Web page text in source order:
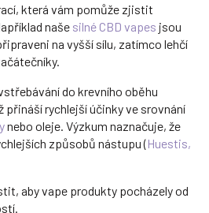
která vám pomůže zjistit
naše silné CBD vapes jsou
na vyšší sílu, zatímco lehčí
do krevního oběhu
rychlejší účinky ve srovnání
nebo oleje. Výzkum naznačuje, že
způsobů nástupu (Huestis,
aby vape produkty pocházely od